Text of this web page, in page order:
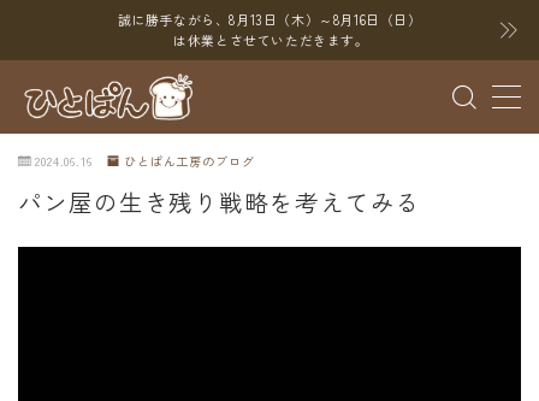
誠に勝手ながら、8月13日（木）～8月16日（日）
は休業とさせていただきます。
MENU
ブログ
2024.06.16 ひとぱん工房のブログ
パン屋の生き残り戦略を考えてみる